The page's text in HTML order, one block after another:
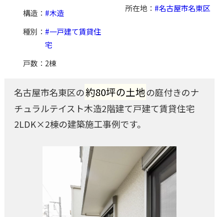
構造
木造
種別
一戸建て賃貸住
宅
戸数
2棟
所在地
名古屋市名東区
名古屋市名東区の約80坪の土地の庭付きのナ
チュラルテイスト木造2階建て戸建て賃貸住宅
2LDK×2棟の建築施工事例です。